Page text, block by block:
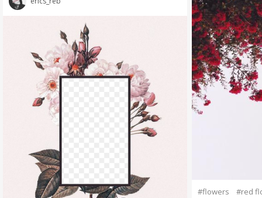
#flowers #red